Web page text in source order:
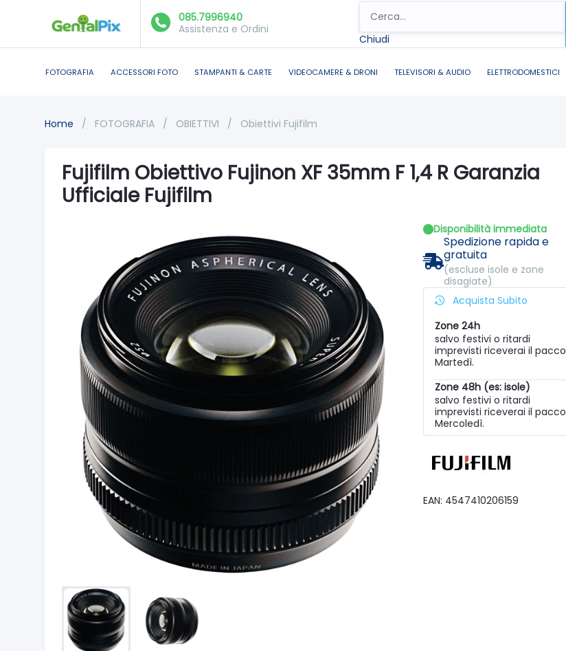
085.7996940
Assistenza e Ordini
Chiudi
FOTOGRAFIA ACCESSORI FOTO STAMPANTI & CARTE VIDEOCAMERE & DRONI TELEVISORI & AUDIO ELETTRODOMESTICI
Home / FOTOGRAFIA / OBIETTIVI / Obiettivi Fujifilm
Fujifilm Obiettivo Fujinon XF 35mm F 1,4 R Garanzia
Ufficiale Fujifilm
Disponibilità immediata
Spedizione rapida e
gratuita
(escluse isole e zone
disagiate)
Acquista Subito
Zone 24h
salvo festivi o ritardi
imprevisti riceverai il pacco
Martedì.
Zone 48h (es: isole)
salvo festivi o ritardi
imprevisti riceverai il pacco
Mercoledì.
EAN: 4547410206159